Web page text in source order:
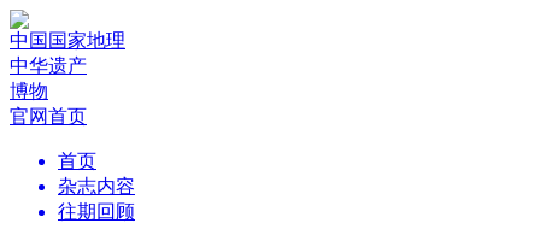
中国国家地理
中华遗产
博物
官网首页
首页
杂志内容
往期回顾